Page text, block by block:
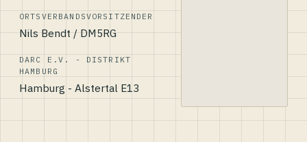
ORTSVERBANDSVORSITZENDER
Nils Bendt / DM5RG
DARC E.V. - DISTRIKT
HAMBURG
Hamburg - Alstertal E13